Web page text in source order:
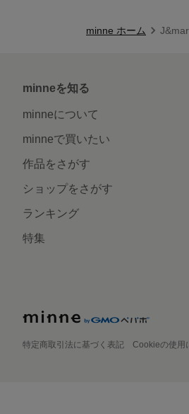
minne ホーム
minneを知る
minneについて
minneで買いたい
作品をさがす
ショップをさがす
ランキング
特集
特定商取引法に基づく表記 Cookieの使用